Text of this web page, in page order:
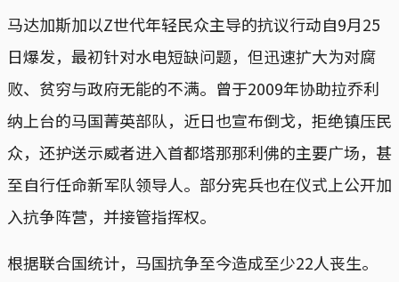
马达加斯加以Z世代年轻民众主导的抗议行动自9月25
日爆发，最初针对水电短缺问题，但迅速扩大为对腐
败、贫穷与政府无能的不满。曾于2009年协助拉乔利
纳上台的马国菁英部队，近日也宣布倒戈，拒绝镇压民
众，还护送示威者进入首都塔那那利佛的主要广场，甚
至自行任命新军队领导人。部分宪兵也在仪式上公开加
入抗争阵营，并接管指挥权。
根据联合国统计，马国抗争至今造成至少22人丧生。